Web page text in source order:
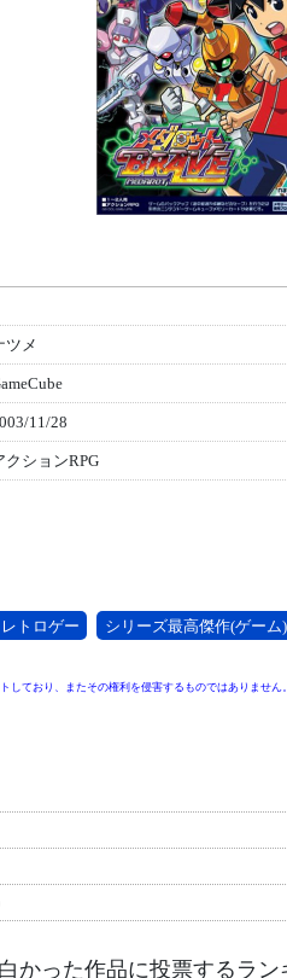
ツメ
11/28
クションRPG
レトロゲー シリーズ最高傑作(ゲーム)
ており、またその権利を侵害するものではありません
かった作品に投票するラン